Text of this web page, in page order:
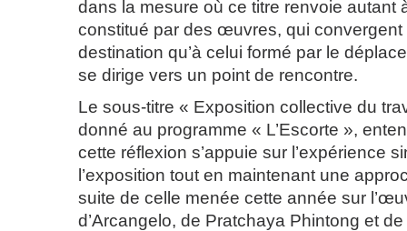
dans la mesure où ce titre renvoie autant
constitué par des œuvres, qui convergent
destination qu’à celui formé par le
se dirige vers un point de rencontre.
Le sous-titre « Exposition collective du
donné au programme « L’Escorte »,
cette réflexion s’appuie sur l’expérience
l’exposition tout en maintenant une
suite de celle menée cette année sur
d’Arcangelo, de Pratchaya Phintong et